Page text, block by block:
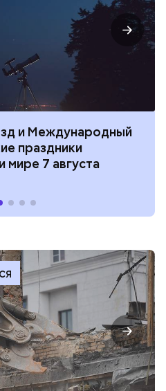
и Международный
праздники
мире 7 августа